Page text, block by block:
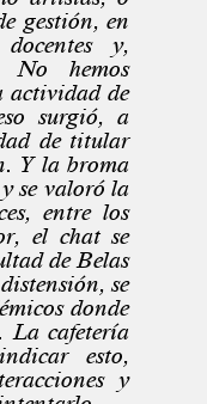
gestión, en
y,
No hemos
actividad de
surgió, a
de titular
Y la broma
se valoró la
entre los
el chat se
de Belas
se
donde
La cafetería
esto,
y